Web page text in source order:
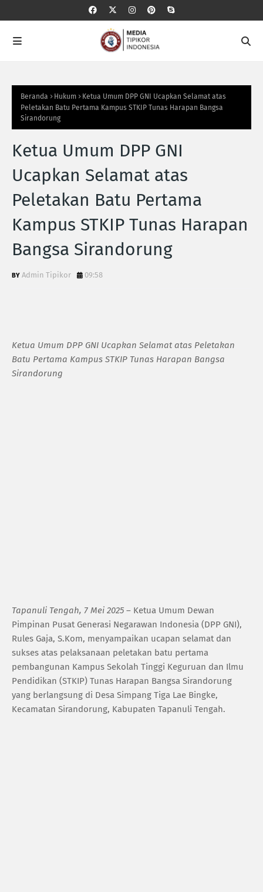
Beranda Hukum
Ketua Umum DPP GNI Ucapkan Selamat atas
Peletakan Batu Pertama Kampus STKIP Tunas Harapan Bangsa
Sirandorung
Ketua Umum DPP GNI
Ucapkan Selamat atas
Peletakan Batu Pertama
Kampus STKIP Tunas Harapan
Bangsa Sirandorung
Admin Tipikor 09:58
Ketua Umum DPP GNI Ucapkan Selamat atas Peletakan
Batu Pertama Kampus STKIP Tunas Harapan Bangsa
Sirandorung
Tapanuli Tengah, 7 Mei 2025 – Ketua Umum Dewan
Pimpinan Pusat Generasi Negarawan Indonesia (DPP GNI),
Rules Gaja, S.Kom, menyampaikan ucapan selamat dan
sukses atas pelaksanaan peletakan batu pertama
pembangunan Kampus Sekolah Tinggi Keguruan dan Ilmu
Pendidikan (STKIP) Tunas Harapan Bangsa Sirandorung
yang berlangsung di Desa Simpang Tiga Lae Bingke,
Kecamatan Sirandorung, Kabupaten Tapanuli Tengah.